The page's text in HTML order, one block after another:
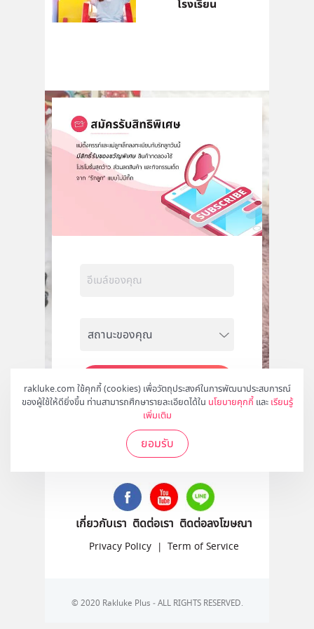
rakluke.com ใช้คุกกี้ (cookies) เพื่อวัตถุประสงค์ในการพัฒนาประสบการณ์
ของผู้ใช้ให้ดียิ่งขึ้น ท่านสามารถศึกษารายละเอียดได้ใน นโยบายคุกกี้ และ เรียนรู้
เพิ่มเติม
ยอมรับ
โรงเรียน
สมัคร
ติดตามเราได้ที่
เกี่ยวกับเรา ติดต่อเรา ติดต่อลงโฆษณา
Privacy Policy | Term of Service
© 2020 Rakluke Plus - ALL RIGHTS RESERVED.